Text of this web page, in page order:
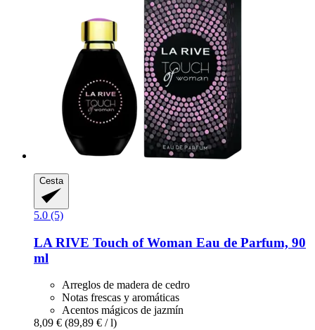
Cesta
5.0 (5)
LA RIVE Touch of Woman Eau de Parfum, 90
ml
Arreglos de madera de cedro
Notas frescas y aromáticas
Acentos mágicos de jazmín
8,09 € (89,89 € / l)